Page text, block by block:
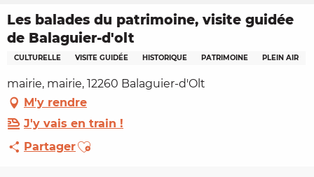
Les balades du patrimoine, visite guidée
de Balaguier-d'olt
CULTURELLE VISITE GUIDÉE HISTORIQUE PATRIMOINE PLEIN AIR
mairie, mairie, 12260 Balaguier-d'Olt
M'y rendre
J'y vais en train !
PartagerAjouter aux favoris